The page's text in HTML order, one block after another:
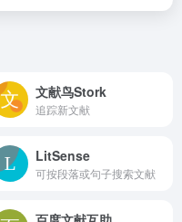
文献鸟Stork
追踪新文献
LitSense
可按段落或句子搜索文献